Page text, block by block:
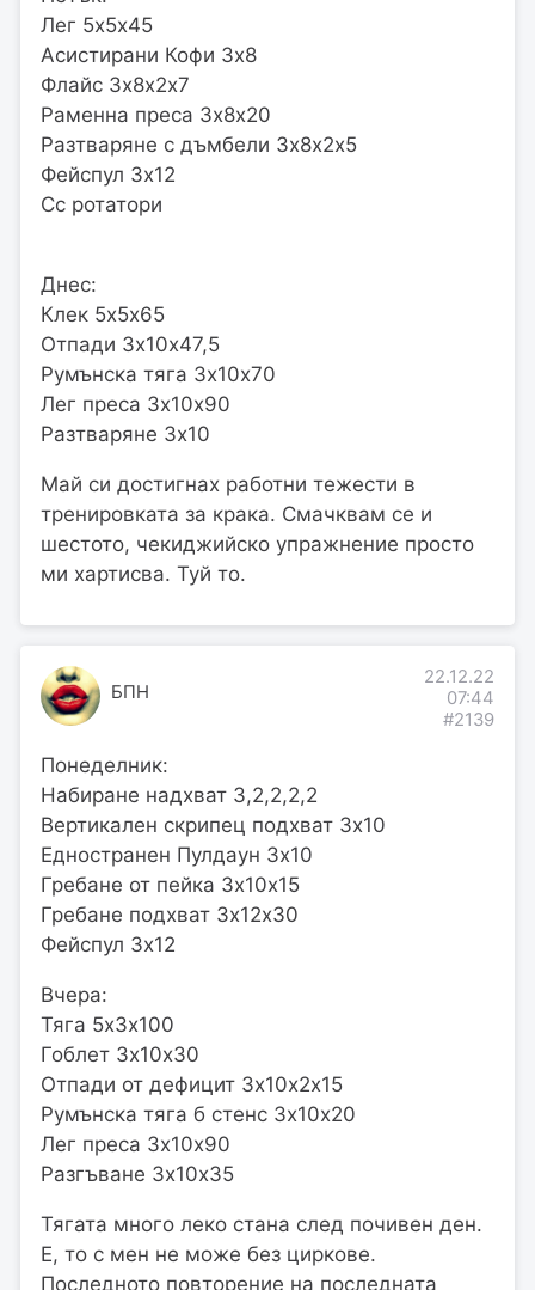
Лег 5х5х45
Асистирани Кофи 3х8
Флайс 3х8х2х7
Раменна преса 3х8х20
Разтваряне с дъмбели 3х8х2х5
Фейспул 3х12
Сс ротатори
Днес:
Клек 5х5х65
Отпади 3х10х47,5
Румънска тяга 3х10х70
Лег преса 3х10х90
Разтваряне 3х10
Май си достигнах работни тежести в
тренировката за крака. Смачквам се и
шестото, чекиджийско упражнение просто
ми хартисва. Туй то.
БПН
22.12.22
07:44
#2139
Понеделник:
Набиране надхват 3,2,2,2,2
Вертикален скрипец подхват 3х10
Едностранен Пулдаун 3х10
Гребане от пейка 3х10х15
Гребане подхват 3х12х30
Фейспул 3х12
Вчера:
Тяга 5х3х100
Гоблет 3х10х30
Отпади от дефицит 3х10х2х15
Румънска тяга б стенс 3х10х20
Лег преса 3х10х90
Разгъване 3х10х35
Тягата много леко стана след почивен ден.
Е, то с мен не може без циркове.
Последното повторение на последната